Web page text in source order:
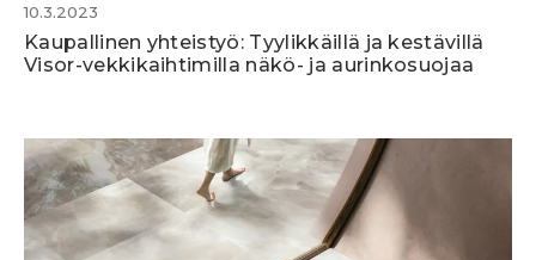
10.3.2023
Kaupallinen yhteistyö: Tyylikkäillä ja kestävillä
Visor-vekkikaihtimilla näkö- ja aurinkosuojaa